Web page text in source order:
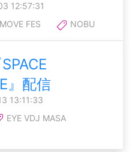
12:57:31
MOVE FES NOBU
』配信
13:11:33
EYE VDJ MASA